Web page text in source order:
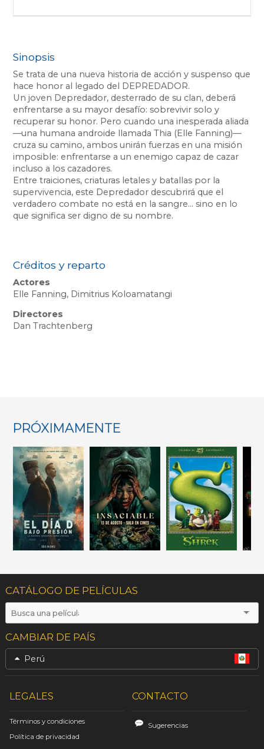
Sinopsis
Se trata de una nueva historia de acción y suspenso que
hace honor al legado del DEPREDADOR.
Un joven Depredador, desterrado de su clan, deberá
enfrentarse a su mayor desafío: sobrevivir solo y
recuperar su honor. Pero cuando una inesperada aliada
—una humana androide llamada Thia (Elle Fanning)—
cruza su camino, ambos unirán fuerzas en una misión
imposible: enfrentarse a un enemigo capaz de cazar
incluso a los cazadores.
Entre traiciones, criaturas letales y batallas por la
supervivencia, este Depredador descubrirá que el
verdadero combate no está en la sangre… sino en lo
que significa ser digno de su nombre.
Créditos y reparto
Actores
Elle Fanning, Dimitrius Koloamatangi
Directores
Dan Trachtenberg
PRÓXIMAMENTE
CATÁLOGO DE PELÍCULAS
CAMBIAR DE PAÍS
Perú
LEGALES
Términos y condiciones
Política de privacidad
CONTACTO
Sugerencias